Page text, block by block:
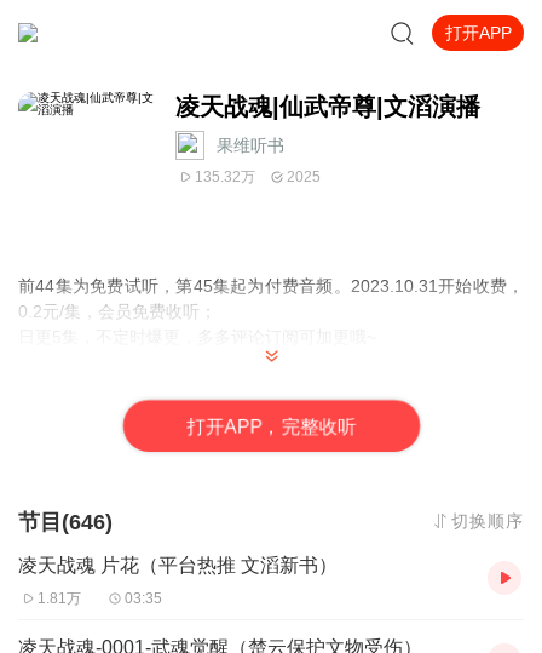
打开APP
凌天战魂|仙武帝尊|文滔演播
果维听书
135.32万 2025
前44集为免费试听，第45集起为付费音频。2023.10.31开始收费，
0.2元/集，会员免费收听；
实力强悍的武者，可以俯瞰天下，
从最初的一抹暗光，成长为骑乘真龙
挥手间覆灭万界，我主沉浮
太乾大陆六大境界划分：练气境、化气境、真武境、玄武境、神通
武魂等级划分：天、地、玄、黄，每个等级，又分十品。
打开APP，完整收听
节目(646) 切换顺序
凌天战魂 片花（平台热推 文滔新书）
1.81万 03:35
凌天战魂-0001-武魂觉醒（楚云保护文物受伤）